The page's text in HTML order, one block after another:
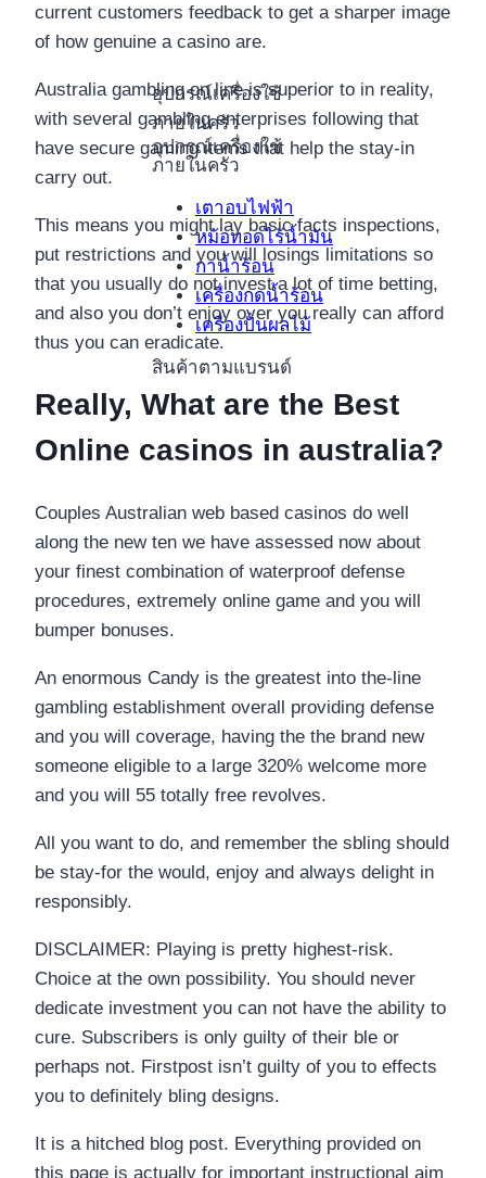
อุปกรณ์เครื่องใช้
ภายในครัว
อุปกรณ์เครื่องใช้
ภายในครัว
เตาอบไฟฟ้า
หม้อทอดไร้น้ำมัน
กาน้ำร้อน
เครื่องกดน้ำร้อน
เครื่องปั่นผลไม้
สินค้าตามแบรนด์
current customers feedback to get a sharper image
of how genuine a casino are.
Australia gambling on line is superior to in reality,
with several gambling enterprises following that
have secure gaming items that help the stay-in
carry out.
This means you might lay basic facts inspections,
put restrictions and you will losings limitations so
that you usually do not invest a lot of time betting,
and also you don’t enjoy over you really can afford
thus you can eradicate.
Really, What are the Best
Online casinos in australia?
Couples Australian web based casinos do well
along the new ten we have assessed now about
your finest combination of waterproof defense
procedures, extremely online game and you will
bumper bonuses.
An enormous Candy is the greatest into the-line
gambling establishment overall providing defense
and you will coverage, having the the brand new
someone eligible to a large 320% welcome more
and you will 55 totally free revolves.
All you want to do, and remember the sbling should
be stay-for the would, enjoy and always delight in
responsibly.
DISCLAIMER: Playing is pretty highest-risk.
Choice at the own possibility. You should never
dedicate investment you can not have the ability to
cure. Subscribers is only guilty of their ble or
perhaps not. Firstpost isn’t guilty of you to effects
you to definitely bling designs.
It is a hitched blog post. Everything provided on
this page is actually for important instructional aim